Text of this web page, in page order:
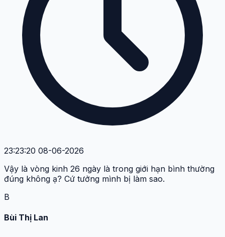
23:23:20 08-06-2026
Vậy là vòng kinh 26 ngày là trong giới hạn bình thường
đúng không ạ? Cứ tưởng mình bị làm sao.
B
Bùi Thị Lan